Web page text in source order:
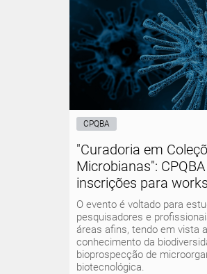
CPQBA
"Curadoria em
Microbianas":
inscrições para
O evento é voltado para
pesquisadores e
áreas afins, tendo em vista
conhecimento da
bioprospecção de
biotecnológica.